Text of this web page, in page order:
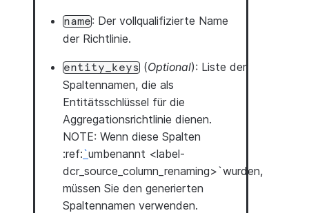
name: Der vollqualifizierte Name
der Richtlinie.
entity_keys (Optional): Liste der
Spaltennamen, die als
Entitätsschlüssel für die
Aggregationsrichtlinie dienen.
NOTE: Wenn diese Spalten
:ref:`umbenannt <label-
dcr_source_column_renaming>`wurden,
müssen Sie den generierten
Spaltennamen verwenden.